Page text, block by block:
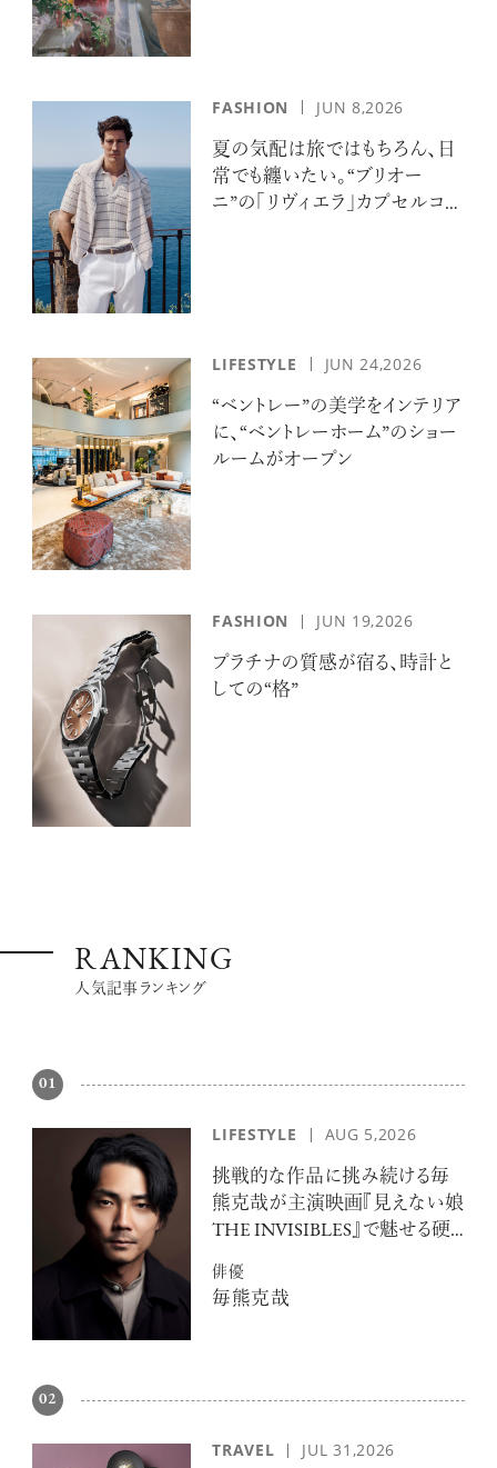
FASHION JUN 8,2026
夏の気配は旅ではもちろん、日
常でも纏いたい。“ブリオー
ニ”の「リヴィエラ」カプセルコレ
LIFESTYLE JUN 24,2026
“ベントレー”の美学をインテリア
に、“ベントレーホーム”のショー
ルームがオープン
FASHION JUN 19,2026
プラチナの質感が宿る、時計と
しての“格”
RANKING
人気記事ランキング
01
LIFESTYLE AUG 5,2026
挑戦的な作品に挑み続ける毎
熊克哉が主演映画『見えない娘
THE INVISIBLES』で魅せる硬
俳優
毎熊克哉
02
TRAVEL JUL 31,2026